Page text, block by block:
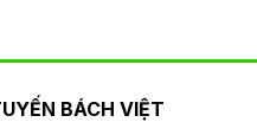
BÁCH VIỆT